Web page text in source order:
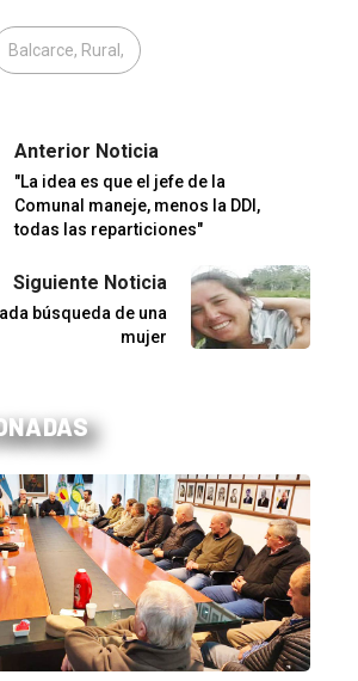
Balcarce, Rural,
Anterior Noticia
"La idea es que el jefe de la
Comunal maneje, menos la DDI,
todas las reparticiones"
Siguiente Noticia
búsqueda de una
mujer